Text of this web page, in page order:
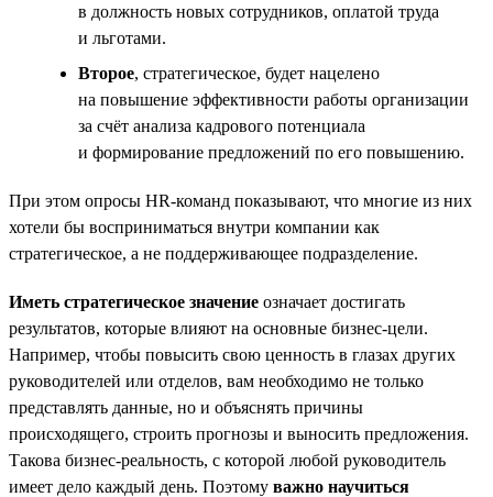
в должность новых сотрудников, оплатой труда
и льготами.
Второе, стратегическое, будет нацелено
на повышение эффективности работы организации
за счёт анализа кадрового потенциала
и формирование предложений по его повышению.
При этом опросы HR-команд показывают, что многие из них
хотели бы восприниматься внутри компании как
стратегическое, а не поддерживающее подразделение.
Иметь стратегическое значение означает достигать
результатов, которые влияют на основные бизнес-цели.
Например, чтобы повысить свою ценность в глазах других
руководителей или отделов, вам необходимо не только
представлять данные, но и объяснять причины
происходящего, строить прогнозы и выносить предложения.
Такова бизнес-реальность, с которой любой руководитель
имеет дело каждый день. Поэтому важно научиться